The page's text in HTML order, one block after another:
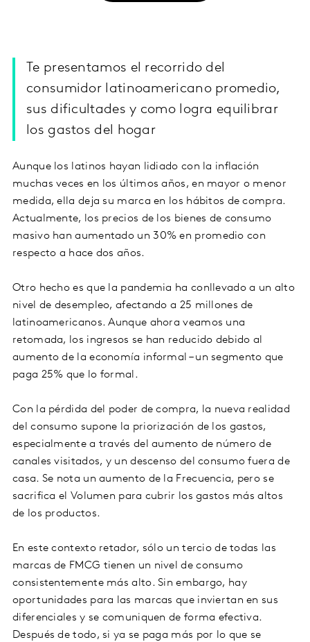
Te presentamos el recorrido del
consumidor latinoamericano promedio,
sus dificultades y como logra equilibrar
los gastos del hogar
Aunque los latinos hayan lidiado con la inflación
muchas veces en los últimos años, en mayor o menor
medida, ella deja su marca en los hábitos de compra.
Actualmente, los precios de los bienes de consumo
masivo han aumentado un 30% en promedio con
respecto a hace dos años.
Otro hecho es que la pandemia ha conllevado a un alto
nivel de desempleo, afectando a 25 millones de
latinoamericanos. Aunque ahora veamos una
retomada, los ingresos se han reducido debido al
aumento de la economía informal – un segmento que
paga 25% que lo formal.
Con la pérdida del poder de compra, la nueva realidad
del consumo supone la priorización de los gastos,
especialmente a través del aumento de número de
canales visitados, y un descenso del consumo fuera de
casa. Se nota un aumento de la Frecuencia, pero se
sacrifica el Volumen para cubrir los gastos más altos
de los productos.
En este contexto retador, sólo un tercio de todas las
marcas de FMCG tienen un nivel de consumo
consistentemente más alto. Sin embargo, hay
oportunidades para las marcas que inviertan en sus
diferenciales y se comuniquen de forma efectiva.
Después de todo, si ya se paga más por lo que se